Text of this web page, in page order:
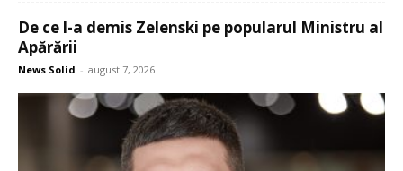
De ce l-a demis Zelenski pe popularul Ministru al
Apărării
News Solid - august 7, 2026